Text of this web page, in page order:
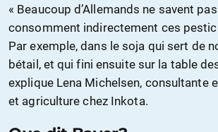
« Beaucoup d’Allemands ne savent pas
consomment indirectement ces
Par exemple, dans le soja qui sert de
bétail, et qui fini ensuite sur la table
explique Lena Michelsen, consultante
et agriculture chez Inkota.